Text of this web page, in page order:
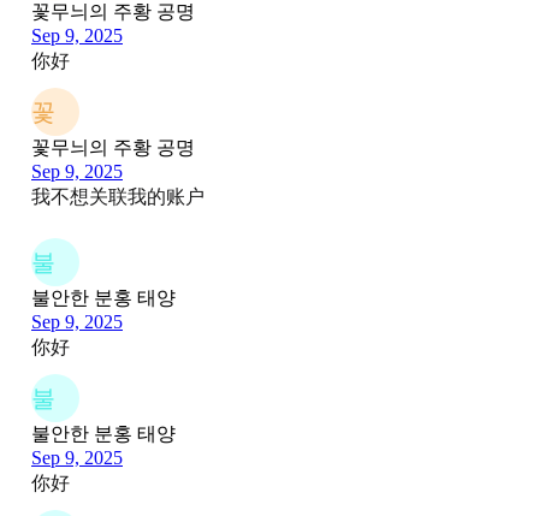
꽃무늬의 주황 공명
Sep 9, 2025
你好
꽃
꽃무늬의 주황 공명
Sep 9, 2025
我不想关联我的账户
불
불안한 분홍 태양
Sep 9, 2025
你好
불
불안한 분홍 태양
Sep 9, 2025
你好